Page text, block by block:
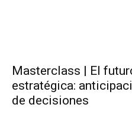
Masterclass | El
estratégica:
de decisiones